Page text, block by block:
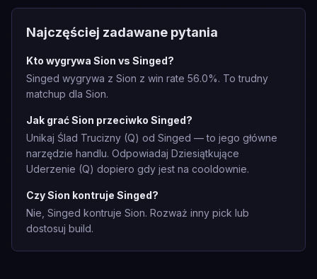
Najczęściej zadawane pytania
Kto wygrywa Sion vs Singed?
Singed wygrywa z Sion z win rate 56.0%. To trudny
matchup dla Sion.
Jak grać Sion przeciwko Singed?
Unikaj Ślad Trucizny (Q) od Singed — to jego główne
narzędzie handlu. Odpowiadaj Dziesiątkujące
Uderzenie (Q) dopiero gdy jest na cooldownie.
Czy Sion kontruje Singed?
Nie, Singed kontruje Sion. Rozważ inny pick lub
dostosuj build.